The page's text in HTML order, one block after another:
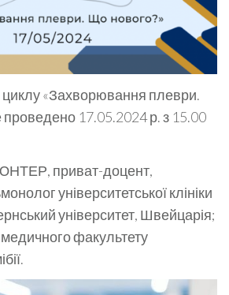
«Захворювання плеври.
17.05.2024 р. з 15.00
приват-доцент,
університетської клініки
університет, Швейцарія;
факультету